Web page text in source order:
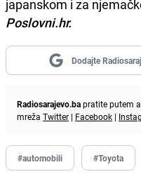
japanskom i za
Poslovni.hr.
Dodajte
Radiosarajevo.bapratite putem
mreža Twitter | Facebook |
#automobili #Toyota